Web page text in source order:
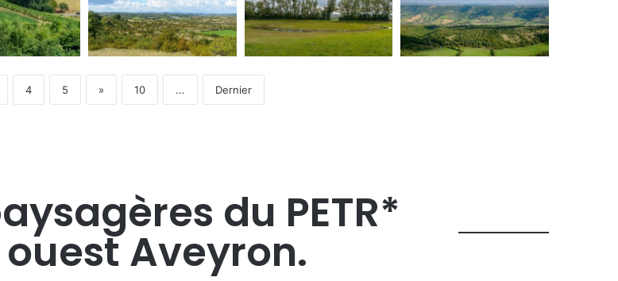
4 5 » 10 ... Dernier
du PETR*
Aveyron.